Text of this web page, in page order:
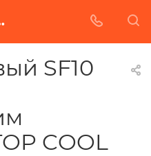
цене от Абразивного Завода
SF10
COOL